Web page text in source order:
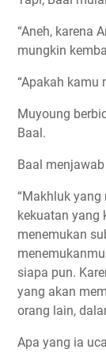
“Aneh, karena
mungkin
“Apakah kamu
Muyoung
Baal.
Baal
“Makhluk yang
kekuatan yang
menemukan
siapa pun.
yang akan
orang lain,
Apa yang ia